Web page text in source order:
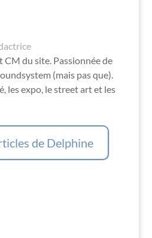
du site. Passionnée de
(mais pas que).
les expo, le street art et les
de Delphine